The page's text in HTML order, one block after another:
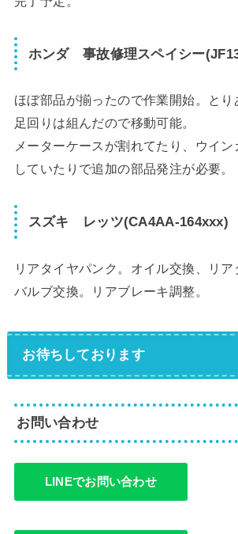
ホンダ 事故修理スペイシー
ほぼ部品が揃ったので作業開始。と
足回りは組んだので移動可能。
メーターケースが割れてたり、ウイ
していたりで追加の部品発注が必要。
スズキ レッツ(CA4AA-164xxx)
リアタイヤパンク。オイル交換、リ
バルブ交換。リアブレーキ調整。
お待ちしております
お問い合わせ
LINEでお問い合わせ